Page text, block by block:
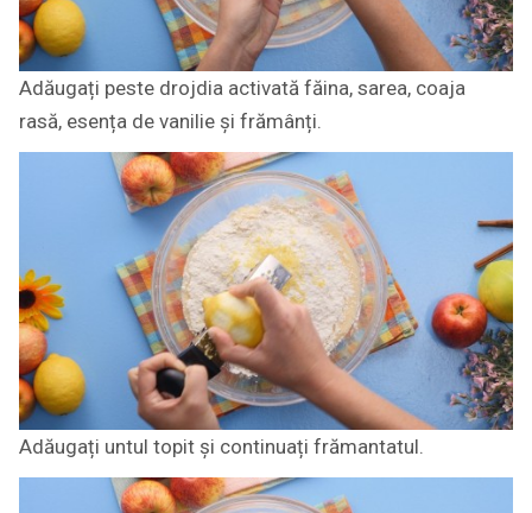
Adăugați peste drojdia activată făina, sarea, coaja
rasă, esența de vanilie și frămânți.
Adăugați untul topit și continuați frămantatul.